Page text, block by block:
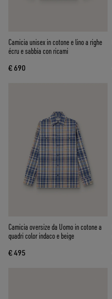
Camicia unisex in cotone e lino a righe
écru e sabbia con ricami
€ 690
Camicia oversize da Uomo in cotone a
quadri color indaco e beige
€ 495